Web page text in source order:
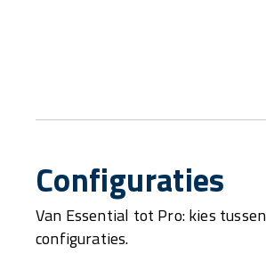
Configuraties
Van Essential tot Pro: kies
configuraties.